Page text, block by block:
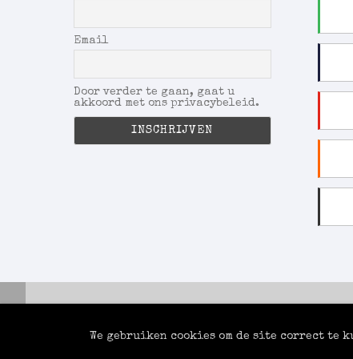
Email
Door verder te gaan, gaat u
akkoord met ons privacybeleid.
All Rights Reserved.
We gebruiken cookies om de site correct te